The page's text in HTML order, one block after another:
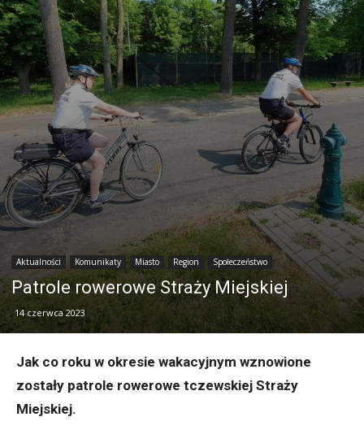
Aktualności Komunikaty Miasto Region Społeczeństwo
Patrole rowerowe Straży Miejskiej
14 czerwca 2023
Jak co roku w okresie wakacyjnym wznowione
zostały patrole rowerowe tczewskiej Straży
Miejskiej.